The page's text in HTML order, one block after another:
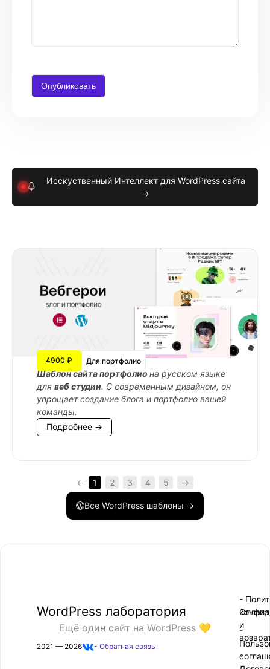
Исскуственный Интеллект для WordPress сайта
→
4900 ₽ Для портфолио
Шаблон сайта портфолио на русском языке
для веб студии. С современным дизайном, он
упрощает создание блога и портфолио вашей
команды.
Подробнее →
← 1 2 3 4 5 →
Все WordPress шаблоны →
WordPress лаборатория
Ещё один сайт на WordPress 💛
2021 — 2026 - Обратная связь
-
-
-
Оплата
и
-